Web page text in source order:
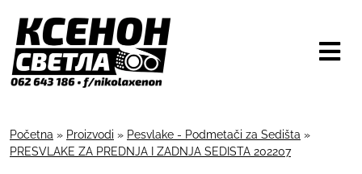
Početna » Proizvodi » Pesvlake - Podmetači za Sedišta »
PRESVLAKE ZA PREDNJA I ZADNJA SEDISTA 202207